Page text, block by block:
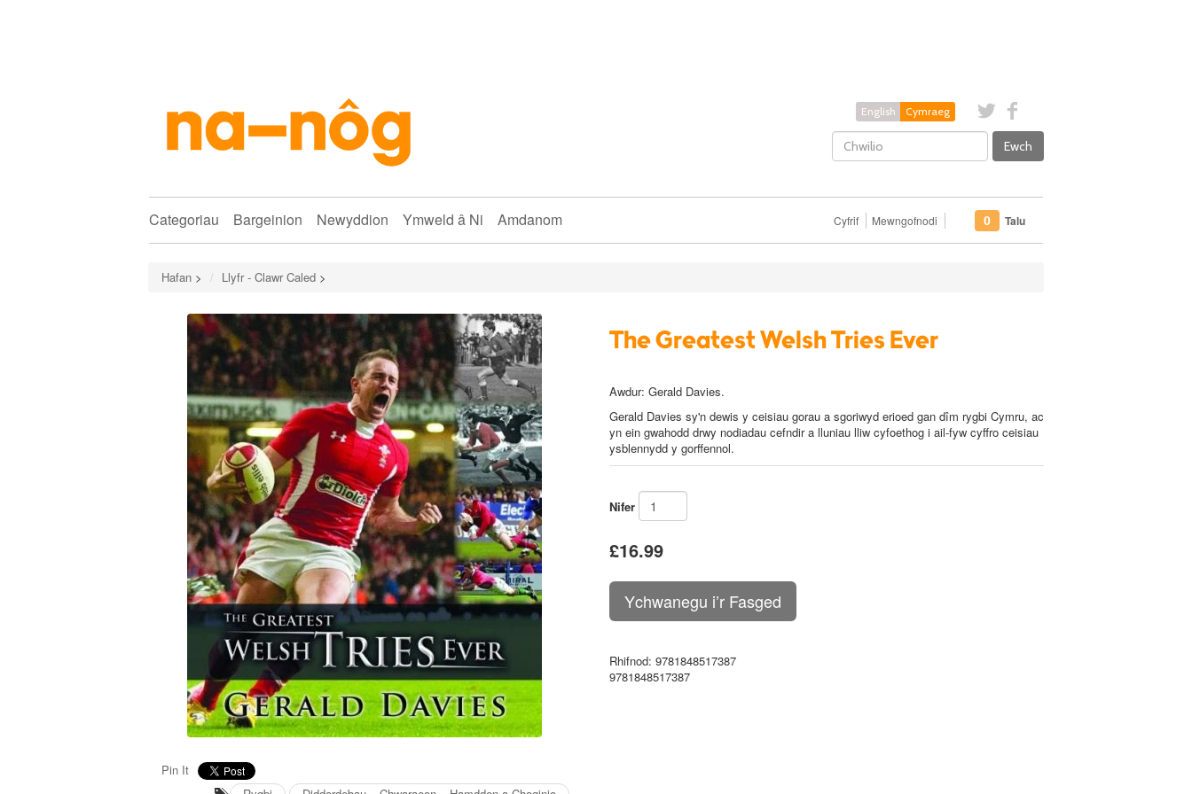
English Cymraeg
Ewch
Categoriau Bargeinion Newyddion Ymweld â Ni Amdanom Cyfrif Mewngofnodi 0 Talu
Hafan > Llyfr - Clawr Caled >
Pin It
The Greatest Welsh Tries Ever
Awdur: Gerald Davies.
Gerald Davies sy'n dewis y ceisiau gorau a sgoriwyd erioed gan dîm rygbi Cymru, ac
yn ein gwahodd drwy nodiadau cefndir a lluniau lliw cyfoethog i ail-fyw cyffro ceisiau
ysblennydd y gorffennol.
Nifer
£16.99
Rhifnod: 9781848517387
9781848517387